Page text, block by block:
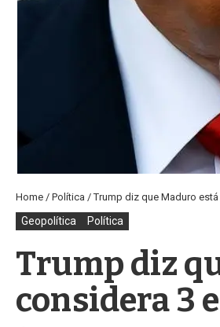
Home / Política /Trump diz que Maduro
Geopolítica Política
Trump diz
considera 3